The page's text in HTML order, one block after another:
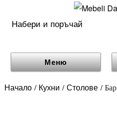
Набери и поръчай
Меню
Начало/ Кухни /Столове/ Бар